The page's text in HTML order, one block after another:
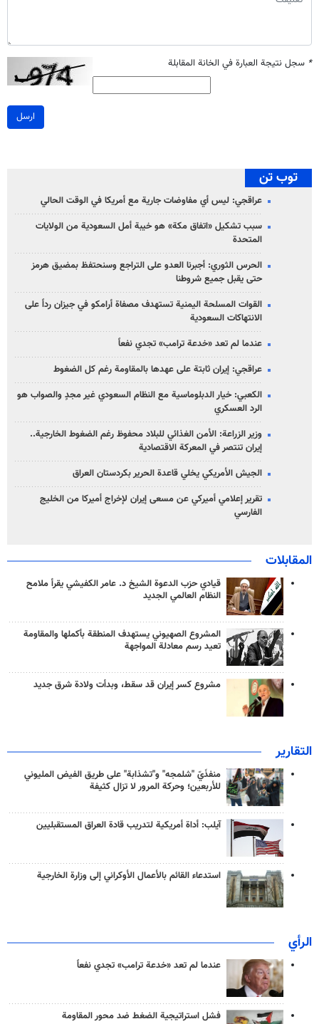
* سجل نتيجة العبارة في الخانة المقابلة
ارسل
توب تن
عراقجي: ليس أي مفاوضات جارية مع أمريكا في الوقت الحالي
سبب تشكيل «اتفاق مكة» هو خيبة أمل السعودية من الولايات
المتحدة
الحرس الثوري: أجبرنا العدو على التراجع وسنحتفظ بمضيق هرمز
حتى يقبل جميع شروطنا
القوات المسلحة اليمنية تستهدف مصفاة أرامكو في جيزان رداً على
الانتهاكات السعودية
عندما لم تعد «خدعة ترامب» تجدي نفعاً
عراقجي: إيران ثابتة على عهدها بالمقاومة رغم كل الضغوط
الكعبي: خيار الدبلوماسية مع النظام السعودي غير مجدٍ والصواب هو
الرد العسكري
وزير الزراعة: الأمن الغذائي للبلاد محفوظ رغم الضغوط الخارجية..
إيران تنتصر في المعركة الاقتصادية
الجيش الأمريكي يخلي قاعدة الحرير بكردستان العراق
تقرير إعلامي أميركي عن مسعى إيران لإخراج أميركا من الخليج
الفارسي
المقابلات
قيادي حزب الدعوة الشيخ د. عامر الكفيشي يقرأ ملامح
النظام العالمي الجديد
المشروع الصهيوني يستهدف المنطقة بأكملها والمقاومة
تعيد رسم معادلة المواجهة
مشروع كسر إيران قد سقط، وبدأت ولادة شرق جديد
التقارير
منفذَيّ "شلمجه" و"تشذابة" على طريق الفيض المليوني
للأربعين؛ وحركة المرور لا تزال كثيفة
آيلب: أداة أمريكية لتدريب قادة العراق المستقبليين
استدعاء القائم بالأعمال الأوكراني إلى وزارة الخارجية
الرأي
عندما لم تعد «خدعة ترامب» تجدي نفعاً
فشل استراتيجية الضغط ضد محور المقاومة